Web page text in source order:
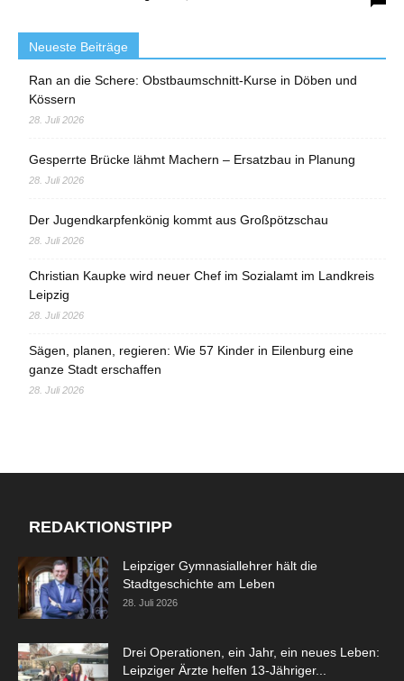
Neueste Beiträge
Ran an die Schere: Obstbaumschnitt-Kurse in Döben und
Kössern
28. Juli 2026
Gesperrte Brücke lähmt Machern – Ersatzbau in Planung
28. Juli 2026
Der Jugendkarpfenkönig kommt aus Großpötzschau
28. Juli 2026
Christian Kaupke wird neuer Chef im Sozialamt im Landkreis
Leipzig
28. Juli 2026
Sägen, planen, regieren: Wie 57 Kinder in Eilenburg eine
ganze Stadt erschaffen
28. Juli 2026
REDAKTIONSTIPP
Leipziger Gymnasiallehrer hält die
Stadtgeschichte am Leben
28. Juli 2026
Drei Operationen, ein Jahr, ein neues Leben:
Leipziger Ärzte helfen 13-Jähriger...